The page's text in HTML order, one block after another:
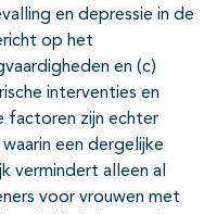
en depressie in de
op het
en (c)
interventies en
factoren zijn echter
een dergelijke
vermindert alleen al
voor vrouwen met